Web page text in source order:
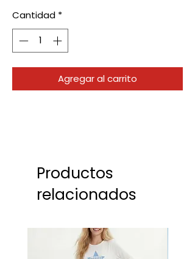
Cantidad *
Agregar al carrito
Productos
relacionados